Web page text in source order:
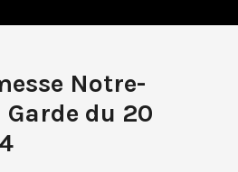
Notre-
Garde du 20